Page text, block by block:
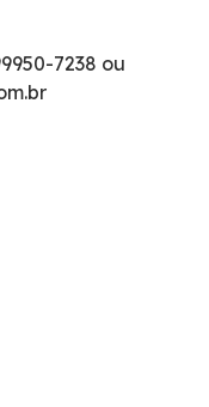
7238 ou